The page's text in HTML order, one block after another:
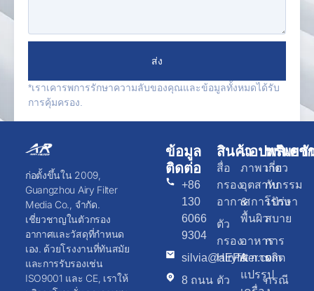
ส่ง
*เราเคารพการรักษาความลับของคุณและข้อมูลทั้งหมดได้รับ
การคุ้มครอง.
ก่อตั้งขึ้นใน 2009,
Guangzhou Airy Filter
Media Co., จำกัด.
เชี่ยวชาญในตัวกรอง
อากาศและวัสดุที่กำหนด
เอง. ด้วยโรงงานที่ทันสมัย
และการรับรองเช่น
ISO9001 และ CE, เราให้
สินค้า
สื่อ
กรอง
อากาศ
ตัว
กรอง
HEPA
ตัว
แอปพลิเคชั
ภาพวาด
อุตสาหกรรม
& การรักษา
พื้นผิว
อาหาร
& การ
แปรรูป
ทรัพยา
เกี่ยว
กับ
โปร่ง
สบาย
การ
ผลิต
กรณี
ข้อมูล
ติดต่อ
+86
130
6066
9304
silvia@airyfilter.com
8 ถนน